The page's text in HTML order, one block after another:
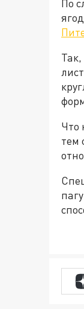
По
Что
тем